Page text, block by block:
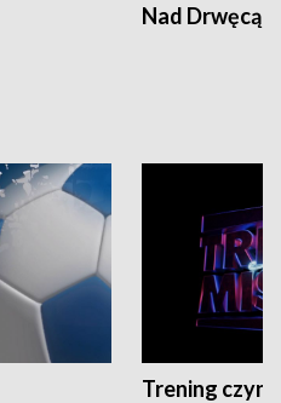
Nad Drwęcą
Trening czyni